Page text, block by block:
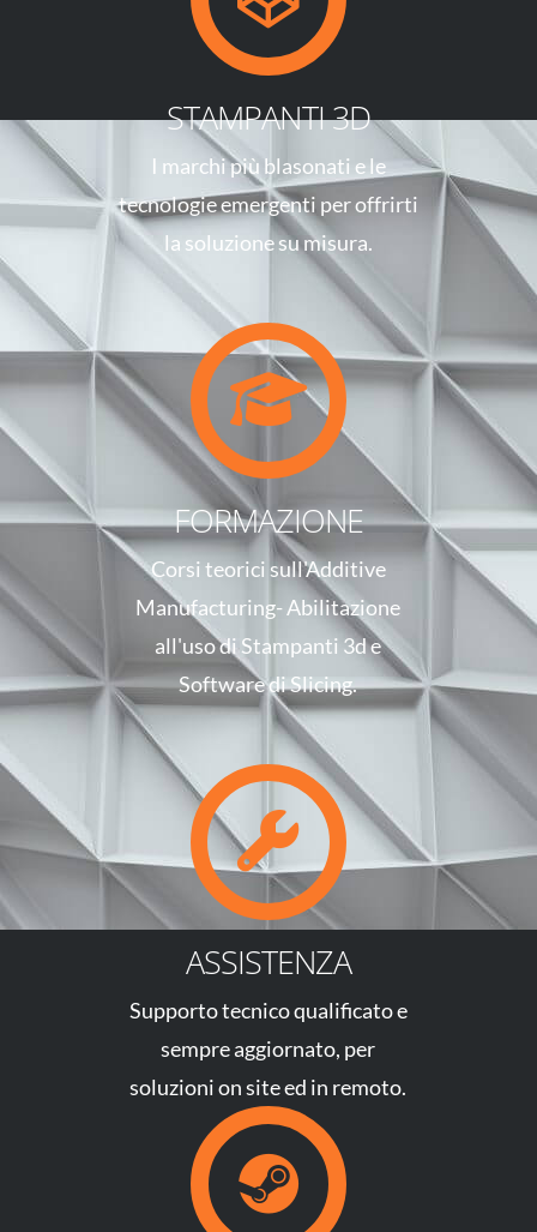
STAMPANTI 3D
I marchi più blasonati e le
tecnologie emergenti per offrirti
la soluzione su misura.
FORMAZIONE
Corsi teorici sull'Additive
Manufacturing- Abilitazione
all'uso di Stampanti 3d e
Software di Slicing.
ASSISTENZA
Supporto tecnico qualificato e
sempre aggiornato, per
soluzioni on site ed in remoto.